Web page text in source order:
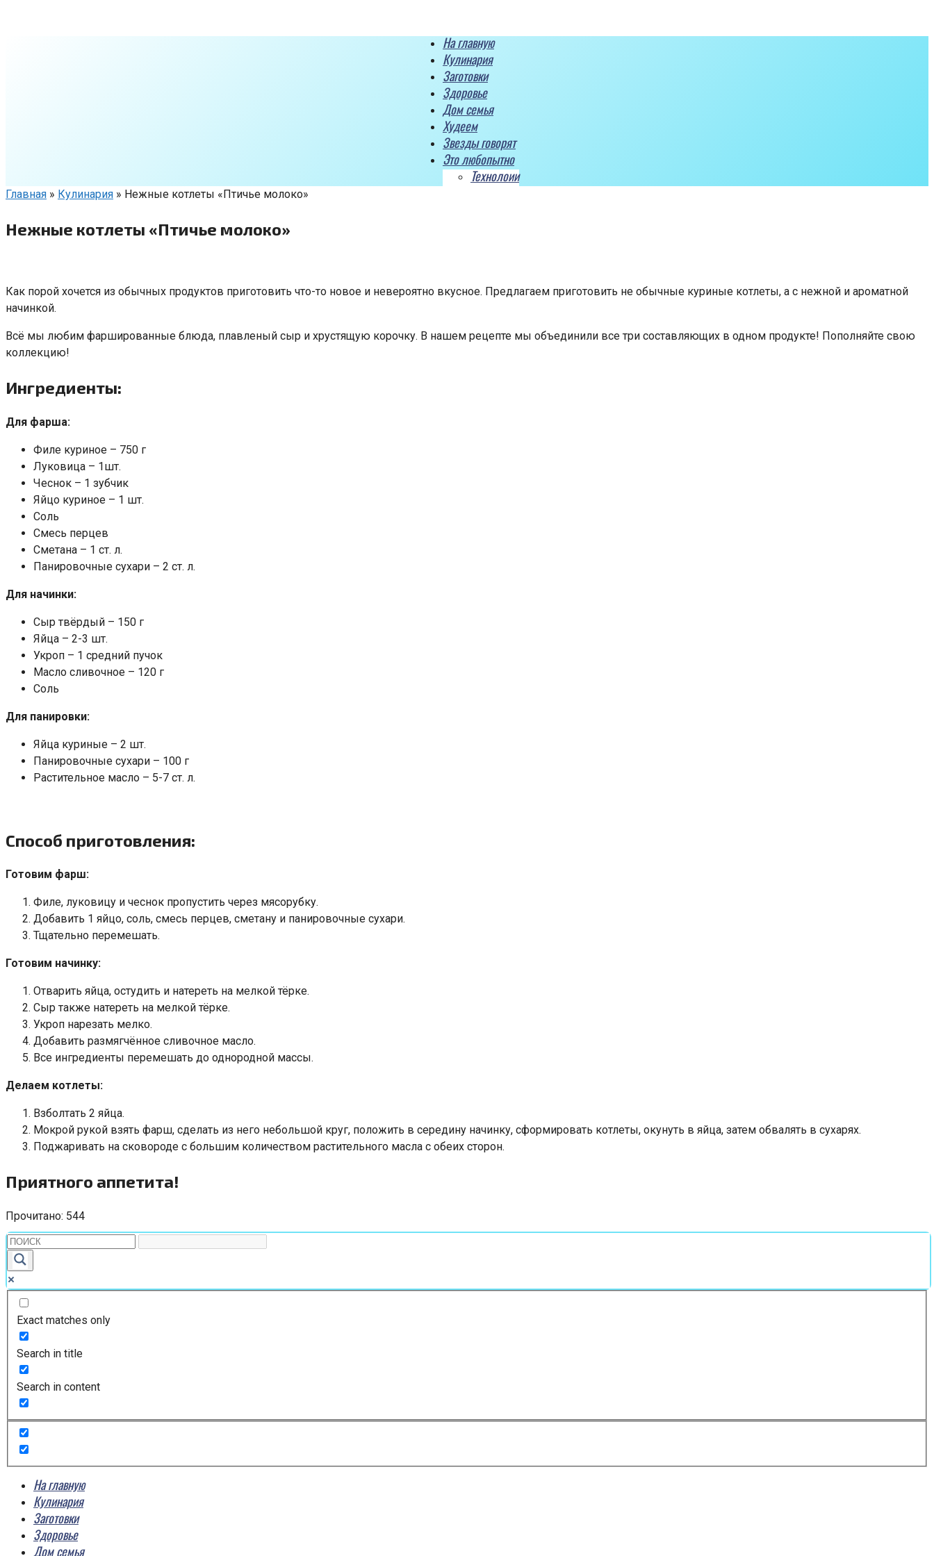
На главную
Кулинария
Заготовки
Здоровье
Дом семья
Худеем
Звезды говорят
Это любопытно
Технолоии
Главная » Кулинария » Нежные котлеты «Птичье молоко»
Нежные котлеты «Птичье молоко»
Как порой хочется из обычных продуктов приготовить что-то новое и невероятно вкусное. Предлагаем приготовить не обычные куриные котлеты, а с нежной и ароматной
начинкой.
Всё мы любим фаршированные блюда, плавленый сыр и хрустящую корочку. В нашем рецепте мы объединили все три составляющих в одном продукте! Пополняйте свою
коллекцию!
Ингредиенты:
Для фарша:
Филе куриное – 750 г
Луковица – 1шт.
Чеснок – 1 зубчик
Яйцо куриное – 1 шт.
Соль
Смесь перцев
Сметана – 1 ст. л.
Панировочные сухари – 2 ст. л.
Для начинки:
Сыр твёрдый – 150 г
Яйца – 2-3 шт.
Укроп – 1 средний пучок
Масло сливочное – 120 г
Соль
Для панировки:
Яйца куриные – 2 шт.
Панировочные сухари – 100 г
Растительное масло – 5-7 ст. л.
Способ приготовления:
Готовим фарш:
Филе, луковицу и чеснок пропустить через мясорубку.
Добавить 1 яйцо, соль, смесь перцев, сметану и панировочные сухари.
Тщательно перемешать.
Готовим начинку:
Отварить яйца, остудить и натереть на мелкой тёрке.
Сыр также натереть на мелкой тёрке.
Укроп нарезать мелко.
Добавить размягчённое сливочное масло.
Все ингредиенты перемешать до однородной массы.
Делаем котлеты:
Взболтать 2 яйца.
Мокрой рукой взять фарш, сделать из него небольшой круг, положить в середину начинку, сформировать котлеты, окунуть в яйца, затем обвалять в сухарях.
Поджаривать на сковороде с большим количеством растительного масла с обеих сторон.
Приятного аппетита!
Прочитано: 544
Exact matches only
Search in title
Search in content
На главную
Кулинария
Заготовки
Здоровье
Дом семья